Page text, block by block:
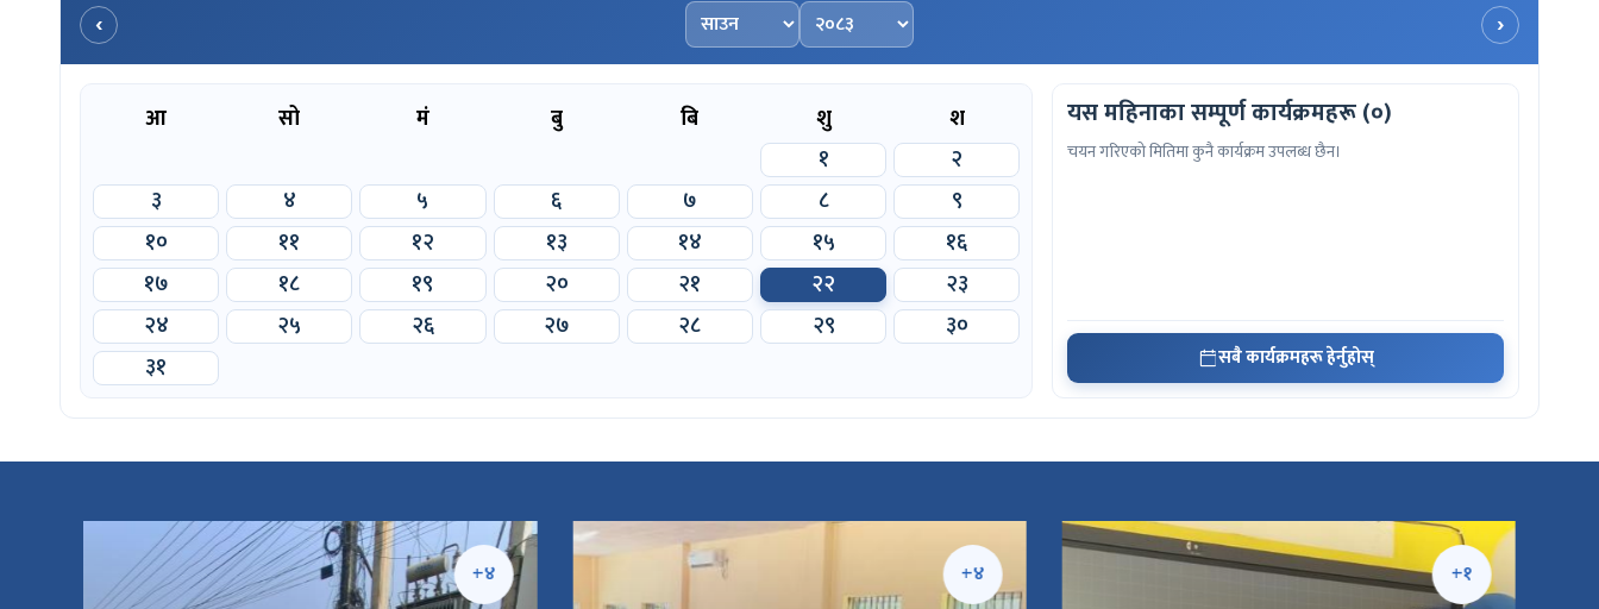
‹ महिना चयन गर्नुहोस्
वर्ष चयन गर्नुहोस् ›
आ सो मं बु बि शु
श
१
२
३
४ ५ ६ ७ ८
९
१०
११ १२ १३ १४ १५
१६
१७
१८ १९ २० २१ २२
२३
२४
२५ २६ २७ २८ २९
३०
३१
यस महिनाका सम्पूर्ण कार्यक्रमहरू (०)
चयन गरिएको मितिमा कुनै कार्यक्रम उपलब्ध छैन।
सबै कार्यक्रमहरू हेर्नुहोस्
+४ +४ +१